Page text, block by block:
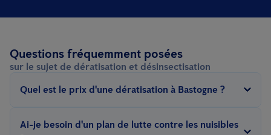
Questions fréquemment posées
sur le sujet de dératisation et désinsectisation
Quel est le prix d'une dératisation à Bastogne ?
de nuisible, la surface de la zone à traiter, la méthode de lutte
Ai-je besoin d'un plan de lutte contre les nuisibles